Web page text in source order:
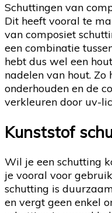
Schuttingen van
Dit heeft vooral te
van composiet
een combinatie
hebt dus wel een
nadelen van hout.
onderhouden en de
verkleuren door uv-
Kunststof
Wil je een schutting
je vooral voor
schutting is
en vergt geen enkel